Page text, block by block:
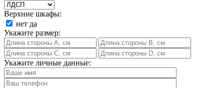
Верхние шкафы:
нет да
Укажите размер:
Укажите личные данные: